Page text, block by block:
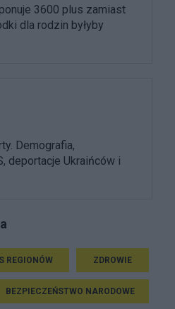
3600 plus zamiast
dla rodzin byłyby
Demografia,
deportacje Ukraińców i
REGIONÓW ZDROWIE
BEZPIECZEŃSTWO NARODOWE